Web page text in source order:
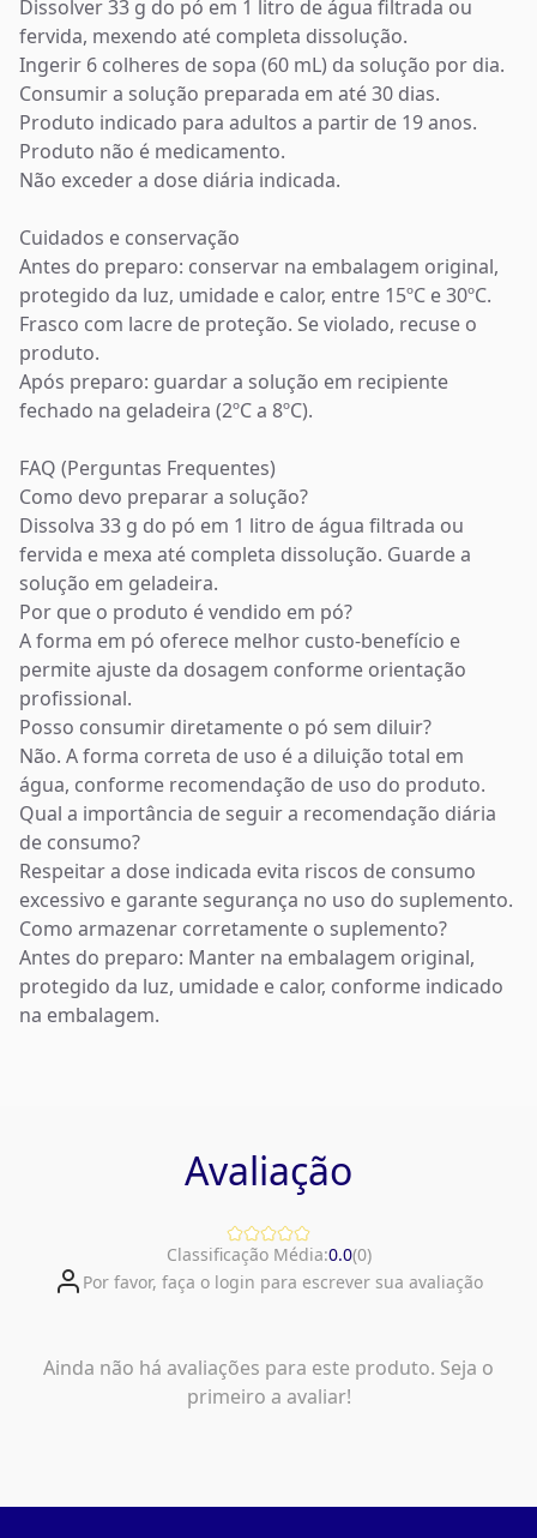
Dissolver 33 g do pó em 1 litro de água filtrada ou
fervida, mexendo até completa dissolução.
Ingerir 6 colheres de sopa (60 mL) da solução por dia.
Consumir a solução preparada em até 30 dias.
Produto indicado para adultos a partir de 19 anos.
Produto não é medicamento.
Não exceder a dose diária indicada.
Cuidados e conservação
Antes do preparo: conservar na embalagem original,
protegido da luz, umidade e calor, entre 15ºC e 30ºC.
Frasco com lacre de proteção. Se violado, recuse o
produto.
Após preparo: guardar a solução em recipiente
fechado na geladeira (2ºC a 8ºC).
FAQ (Perguntas Frequentes)
Como devo preparar a solução?
Dissolva 33 g do pó em 1 litro de água filtrada ou
fervida e mexa até completa dissolução. Guarde a
solução em geladeira.
Por que o produto é vendido em pó?
A forma em pó oferece melhor custo-benefício e
permite ajuste da dosagem conforme orientação
profissional.
Posso consumir diretamente o pó sem diluir?
Não. A forma correta de uso é a diluição total em
água, conforme recomendação de uso do produto.
Qual a importância de seguir a recomendação diária
de consumo?
Respeitar a dose indicada evita riscos de consumo
excessivo e garante segurança no uso do suplemento.
Como armazenar corretamente o suplemento?
Antes do preparo: Manter na embalagem original,
protegido da luz, umidade e calor, conforme indicado
na embalagem.
Avaliação
Classificação Média:0.0(0)
Por favor, faça o login para escrever sua avaliação
Ainda não há avaliações para este produto. Seja o
primeiro a avaliar!